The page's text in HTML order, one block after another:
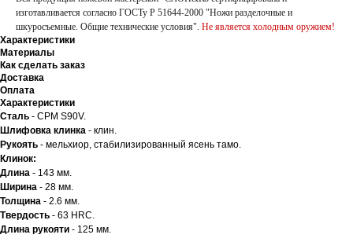
изготавливается согласно ГОСТу Р 51644-2000 "Ножи разделочные и
шкуросъемные. Общие технические условия". Не является холодным оружием!
Характеристики
Материалы
Как сделать заказ
Доставка
Оплата
Характеристики
Сталь - CPM S90V.
Шлифовка клинка - клин.
Рукоять - мельхиор, стабилизированный ясень тамо.
Клинок:
Длина - 143 мм.
Ширина - 28 мм.
Толщина - 2.6 мм.
Твердость - 63 HRC.
Длина рукояти - 125 мм.